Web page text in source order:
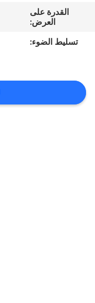
رقابة
اطلب
القدرة على
العرض:
تسليط الضوء: